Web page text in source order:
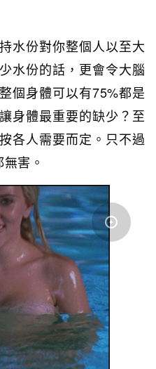
水份對你整個人以至大
水份的話，更會令大腦
個身體可以有75%都是
身體最重要的缺少？至
各人需要而定。只不過
害。